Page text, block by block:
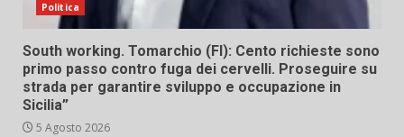
Politica
South working. Tomarchio (FI): Cento richieste sono
primo passo contro fuga dei cervelli. Proseguire su
strada per garantire sviluppo e occupazione in
Sicilia”
5 Agosto 2026